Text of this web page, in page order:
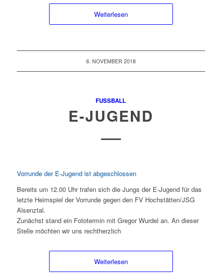
Weiterlesen
6. NOVEMBER 2018
FUSSBALL
E-JUGEND
Vorrunde der E-Jugend ist abgeschlossen
Bereits um 12.00 Uhr trafen sich die Jungs der E-Jugend für das
letzte Heimspiel der Vorrunde gegen den FV Hochstätten/JSG
Alsenztal.
Zunächst stand ein Fototermin mit Gregor Wurdel an. An dieser
Stelle möchten wir uns rechtherzlich
Weiterlesen